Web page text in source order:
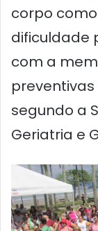
corpo
dificuldade
com a
segundo a
Geriatria e